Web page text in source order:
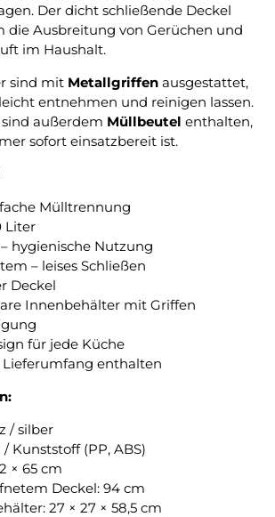
Der dicht schließende Deckel
die Ausbreitung von Gerüchen und
im Haushalt.
sind mit Metallgriffen ausgestattet,
entnehmen und reinigen lassen.
außerdem Müllbeutel enthalten,
sofort einsatzbereit ist.
Mülltrennung
Liter
hygienische Nutzung
– leises Schließen
Deckel
Innenbehälter mit Griffen
für jede Küche
enthalten
/ silber
Kunststoff (PP, ABS)
× 65 cm
Deckel: 94 cm
27 × 27 × 58,5 cm